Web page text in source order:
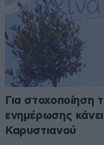
Για στοχοποίηση
ενημέρωσης
Καρυστιανού